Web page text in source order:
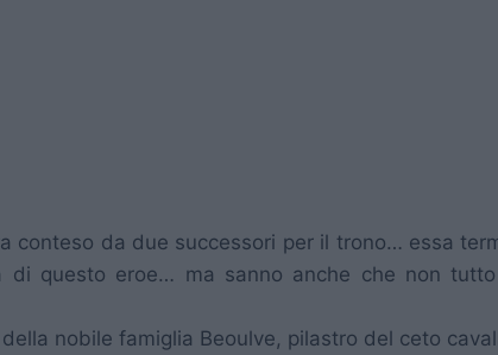
conteso da due successori per il trono… essa
questo eroe… ma sanno anche che non
della nobile famiglia Beoulve, pilastro del ceto